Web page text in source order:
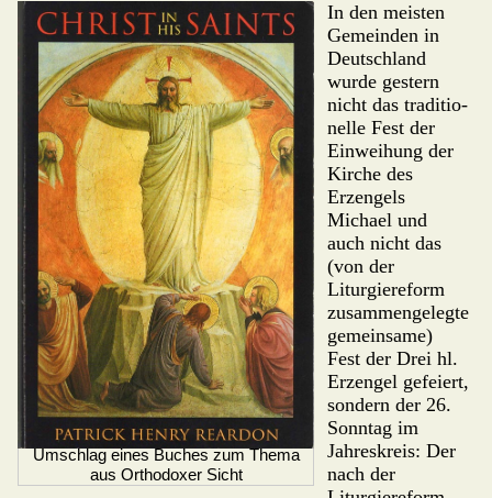
Umschlag eines Buches zum Thema
aus Orthodoxer Sicht
In den meisten
Gemeinden in
Deutsch­land
wurde gestern
nicht das tradi­tio­
nelle Fest der
Einweihung der
Kirche des
Erzengels
Michael und
auch nicht das
(von der
Liturgie­reform
zusammenge­legte
gemeinsame)
Fest der Drei hl.
Erz­engel gefeiert,
sondern der 26.
Sonntag im
Jahreskreis: Der
nach der